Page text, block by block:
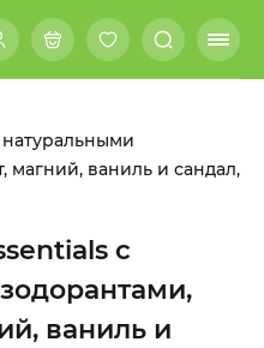
магний, ваниль и сандал,
с
ваниль и